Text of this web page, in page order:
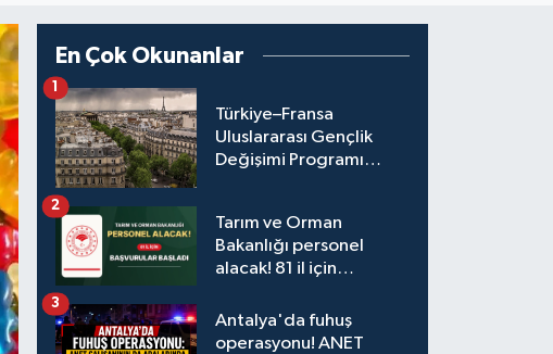
En Çok Okunanlar
Türkiye–Fransa
Uluslararası Gençlik
Değişimi Programı
1
Tarım ve Orman
Bakanlığı personel
alacak! 81 il için
2
Antalya'da fuhuş
operasyonu! ANET
3